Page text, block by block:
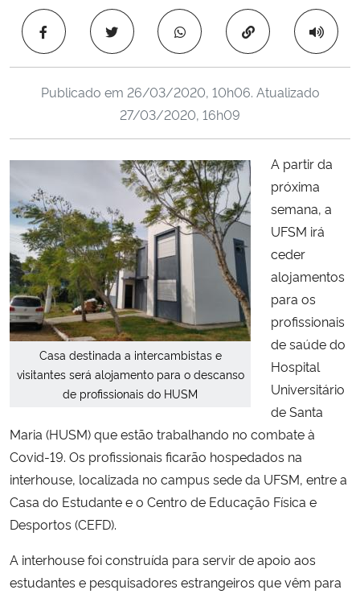
Ministério da Educação
Ministério da Ciência, Tecnologia, Inovações e Comunicações
Ministério do Meio Ambiente
Ministério do Turismo
Ministério do Desenvolvimento Regional
Controladoria-Geral da União
Ministério da Mulher, da Família e dos Direitos Humanos
Secretaria de Governo
Gabinete de Segurança Institucional
Advocacia-Geral da União
Copiar para área
Publicado em 26/03/2020, 10h06. Atualizado
27/03/2020, 16h09
Casa destinada a intercambistas e
visitantes será alojamento para o descanso
de profissionais do HUSM
A partir da
próxima
semana, a
UFSM irá
ceder
alojamentos
para os
profissionais
de saúde do
Hospital
Universitário
de Santa
Maria (HUSM) que estão trabalhando no combate à
Covid-19. Os profissionais ficarão hospedados na
interhouse, localizada no campus sede da UFSM, entre a
Casa do Estudante e o Centro de Educação Física e
Desportos (CEFD).
A interhouse foi construída para servir de apoio aos
estudantes e pesquisadores estrangeiros que vêm para